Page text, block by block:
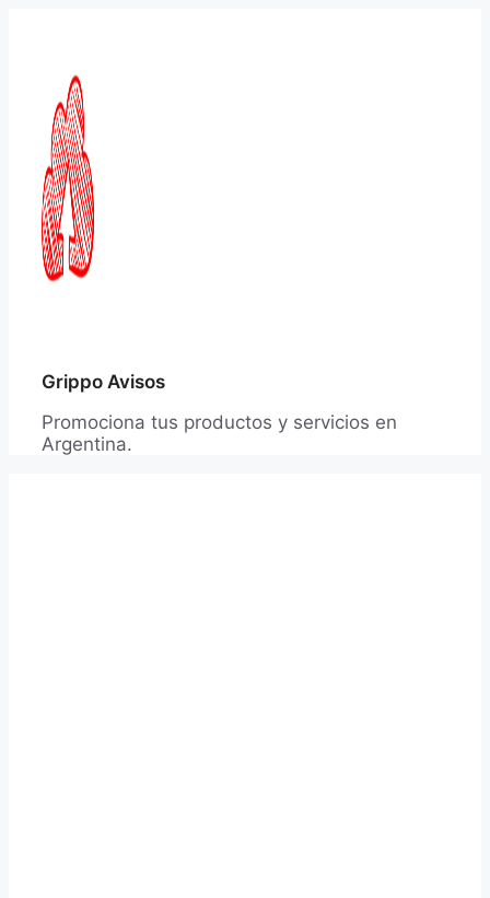
Grippo Avisos
Promociona tus productos y servicios en
Argentina.